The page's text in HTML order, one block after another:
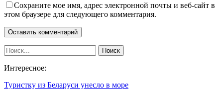
Сохраните мое имя, адрес электронной почты и веб-сайт в
этом браузере для следующего комментария.
Интересное:
Туристку из Беларуси унесло в море